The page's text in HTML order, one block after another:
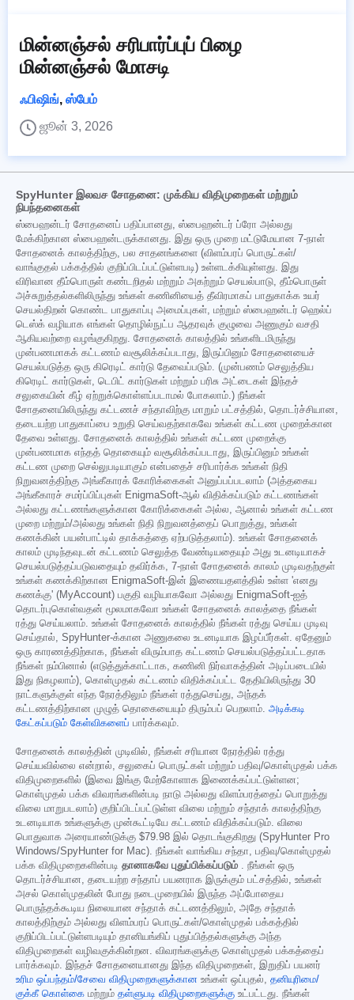
மின்னஞ்சல் சரிபார்ப்புப் பிழை
மின்னஞ்சல் மோசடி
ஃபிஷிங், ஸ்பேம்
ஜூன் 3, 2026
SpyHunter இலவச சோதனை: முக்கிய விதிமுறைகள் மற்றும்
நிபந்தனைகள்
ஸ்பைஹன்டர் சோதனைப் பதிப்பானது, ஸ்பைஹன்டர் ப்ரோ அல்லது
மேக்கிற்கான ஸ்பைஹன்டருக்கானது. இது ஒரு முறை மட்டுமேயான 7-நாள்
சோதனைக் காலத்திற்கு, பல சாதனங்களை (விளம்பரப் பொருட்கள்/
வாங்குதல் பக்கத்தில் குறிப்பிடப்பட்டுள்ளபடி) உள்ளடக்கியுள்ளது. இது
விரிவான தீம்பொருள் கண்டறிதல் மற்றும் அகற்றும் செயல்பாடு, தீம்பொருள்
அச்சுறுத்தல்களிலிருந்து உங்கள் கணினியைத் தீவிரமாகப் பாதுகாக்க உயர்
செயல்திறன் கொண்ட பாதுகாப்பு அமைப்புகள், மற்றும் ஸ்பைஹன்டர் ஹெல்ப்
டெஸ்க் வழியாக எங்கள் தொழில்நுட்ப ஆதரவுக் குழுவை அணுகும் வசதி
ஆகியவற்றை வழங்குகிறது. சோதனைக் காலத்தில் உங்களிடமிருந்து
முன்பணமாகக் கட்டணம் வசூலிக்கப்படாது, இருப்பினும் சோதனையைச்
செயல்படுத்த ஒரு கிரெடிட் கார்டு தேவைப்படும். (முன்பணம் செலுத்திய
கிரெடிட் கார்டுகள், டெபிட் கார்டுகள் மற்றும் பரிசு அட்டைகள் இந்தச்
சலுகையின் கீழ் ஏற்றுக்கொள்ளப்படாமல் போகலாம்.) நீங்கள்
சோதனையிலிருந்து கட்டணச் சந்தாவிற்கு மாறும் பட்சத்தில், தொடர்ச்சியான,
தடையற்ற பாதுகாப்பை உறுதி செய்வதற்காகவே உங்கள் கட்டண முறைக்கான
தேவை உள்ளது. சோதனைக் காலத்தில் உங்கள் கட்டண முறைக்கு
முன்பணமாக எந்தத் தொகையும் வசூலிக்கப்படாது, இருப்பினும் உங்கள்
கட்டண முறை செல்லுபடியாகும் என்பதைச் சரிபார்க்க உங்கள் நிதி
நிறுவனத்திற்கு அங்கீகாரக் கோரிக்கைகள் அனுப்பப்படலாம் (அத்தகைய
அங்கீகாரச் சமர்ப்பிப்புகள் EnigmaSoft-ஆல் விதிக்கப்படும் கட்டணங்கள்
அல்லது கட்டணங்களுக்கான கோரிக்கைகள் அல்ல, ஆனால் உங்கள் கட்டண
முறை மற்றும்/அல்லது உங்கள் நிதி நிறுவனத்தைப் பொறுத்து, உங்கள்
கணக்கின் பயன்பாட்டில் தாக்கத்தை ஏற்படுத்தலாம்). உங்கள் சோதனைக்
காலம் முடிந்தவுடன் கட்டணம் செலுத்த வேண்டியதையும் அது உடனடியாகச்
செயல்படுத்தப்படுவதையும் தவிர்க்க, 7-நாள் சோதனைக் காலம் முடிவதற்குள்
உங்கள் கணக்கிற்கான EnigmaSoft-இன் இணையதளத்தில் உள்ள 'எனது
கணக்கு' (MyAccount) பகுதி வழியாகவோ அல்லது EnigmaSoft-ஐத்
தொடர்புகொள்வதன் மூலமாகவோ உங்கள் சோதனைக் காலத்தை நீங்கள்
ரத்து செய்யலாம். உங்கள் சோதனைக் காலத்தில் நீங்கள் ரத்து செய்ய முடிவு
செய்தால், SpyHunter-க்கான அணுகலை உடனடியாக இழப்பீர்கள். ஏதேனும்
ஒரு காரணத்திற்காக, நீங்கள் விரும்பாத கட்டணம் செயல்படுத்தப்பட்டதாக
நீங்கள் நம்பினால் (எடுத்துக்காட்டாக, கணினி நிர்வாகத்தின் அடிப்படையில்
இது நிகழலாம்), கொள்முதல் கட்டணம் விதிக்கப்பட்ட தேதியிலிருந்து 30
நாட்களுக்குள் எந்த நேரத்திலும் நீங்கள் ரத்துசெய்து, அந்தக்
கட்டணத்திற்கான முழுத் தொகையையும் திரும்பப் பெறலாம். அடிக்கடி
கேட்கப்படும் கேள்விகளைப் பார்க்கவும்.
சோதனைக் காலத்தின் முடிவில், நீங்கள் சரியான நேரத்தில் ரத்து
செய்யவில்லை என்றால், சலுகைப் பொருட்கள் மற்றும் பதிவு/கொள்முதல் பக்க
விதிமுறைகளில் (இவை இங்கு மேற்கோளாக இணைக்கப்பட்டுள்ளன;
கொள்முதல் பக்க விவரங்களின்படி நாடு அல்லது விளம்பரத்தைப் பொறுத்து
விலை மாறுபடலாம்) குறிப்பிடப்பட்டுள்ள விலை மற்றும் சந்தாக் காலத்திற்கு
உடனடியாக உங்களுக்கு முன்கூட்டியே கட்டணம் விதிக்கப்படும். விலை
பொதுவாக அரையாண்டுக்கு $79.98 இல் தொடங்குகிறது (SpyHunter Pro
Windows/SpyHunter for Mac). நீங்கள் வாங்கிய சந்தா, பதிவு/கொள்முதல்
பக்க விதிமுறைகளின்படி தானாகவே புதுப்பிக்கப்படும் . நீங்கள் ஒரு
தொடர்ச்சியான, தடையற்ற சந்தாப் பயனராக இருக்கும் பட்சத்தில், உங்கள்
அசல் கொள்முதலின் போது நடைமுறையில் இருந்த அப்போதைய
பொருந்தக்கூடிய நிலையான சந்தாக் கட்டணத்திலும், அதே சந்தாக்
காலத்திற்கும் அல்லது விளம்பரப் பொருட்கள்/கொள்முதல் பக்கத்தில்
குறிப்பிடப்பட்டுள்ளபடியும் தானியங்கிப் புதுப்பித்தல்களுக்கு அந்த
விதிமுறைகள் வழிவகுக்கின்றன. விவரங்களுக்கு கொள்முதல் பக்கத்தைப்
பார்க்கவும். இந்தச் சோதனையானது இந்த விதிமுறைகள், இறுதிப் பயனர்
உரிம ஒப்பந்தம்/சேவை விதிமுறைகளுக்கான உங்கள் ஒப்புதல், தனியுரிமை/
குக்கீ கொள்கை மற்றும் தள்ளுபடி விதிமுறைகளுக்கு உட்பட்டது. நீங்கள்